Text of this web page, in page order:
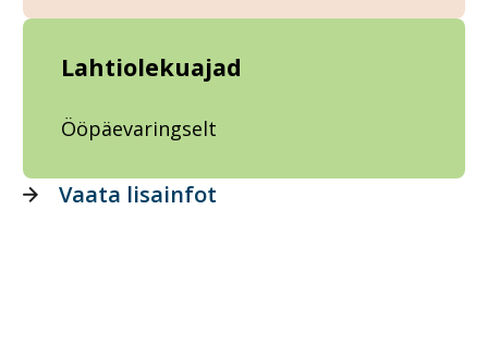
Lahtiolekuajad
Ööpäevaringselt
Vaata lisainfot